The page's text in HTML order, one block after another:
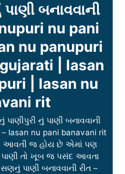
બનાવવાની
nu pani
nu panupuri
| lasan
| lasan nu
rit
નું પાણી બનાવવાની
lasan nu pani banavani rit
આવતી જ હોય છે એમાં પણ
પાણી તો ખૂબ જ પસંદ આવતા
પાણી બનાવવાની રીત –